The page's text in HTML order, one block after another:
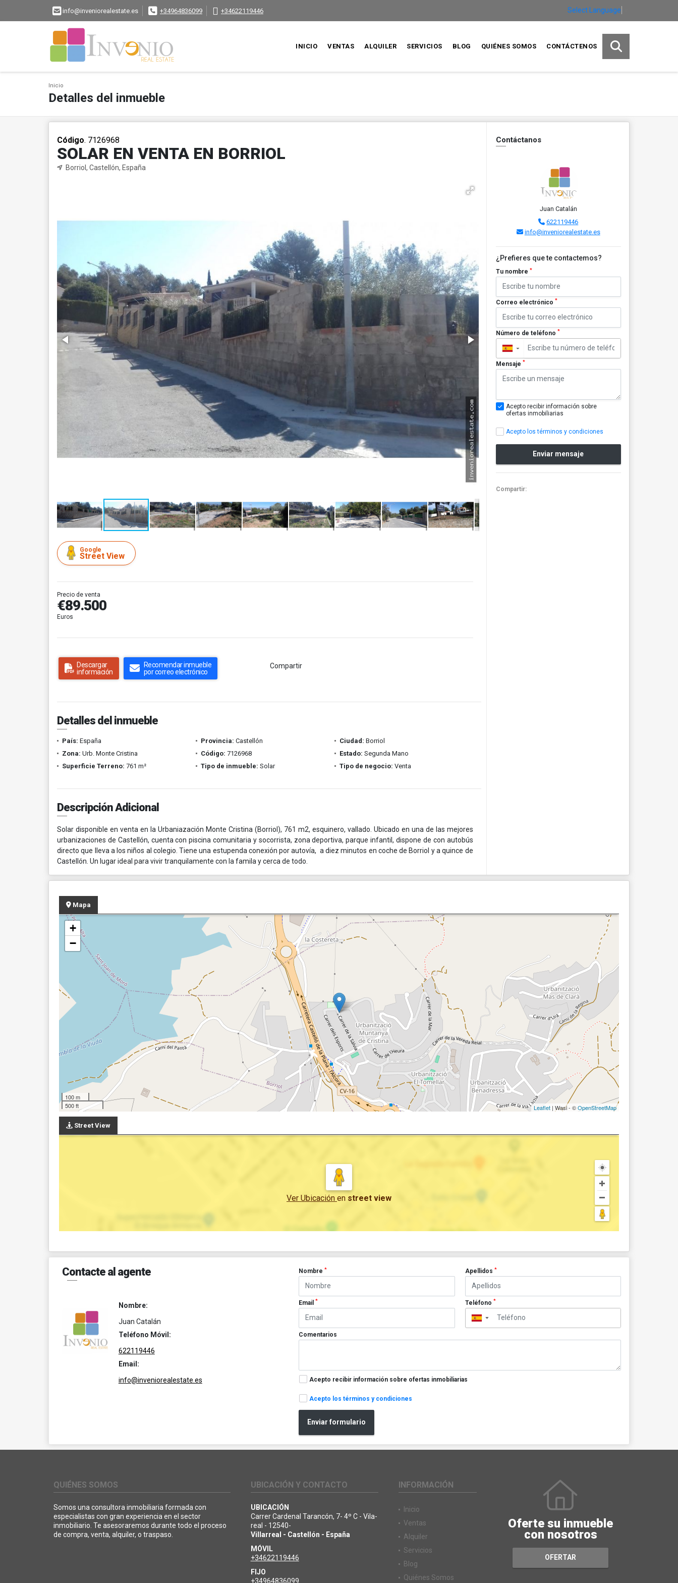
info@inveniorealestate.es +34964836099 +34622119446 Select Language
INICIO VENTAS ALQUILER SERVICIOS BLOG QUIÉNES SOMOS CONTÁCTENOS
Inicio
Detalles del inmueble
Código. 7126968
SOLAR EN VENTA EN BORRIOL
Borriol, Castellón, España
Google
Street View
Precio de venta
€89.500
Euros
Descargar
información
Recomendar inmueble
por correo electrónico
Compartir
Detalles del inmueble
País: España Provincia: Castellón Ciudad: Borriol
Zona: Urb. Monte Cristina Código: 7126968 Estado: Segunda Mano
Superficie Terreno: 761 m² Tipo de inmueble: Solar Tipo de negocio: Venta
Descripción Adicional
Solar disponible en venta en la Urbaniazación Monte Cristina (Borriol), 761 m2, esquinero, vallado. Ubicado en una de las mejores
urbanizaciones de Castellón, cuenta con piscina comunitaria y socorrista, zona deportiva, parque infantil, dispone de con autobús
directo que lleva a los niños al colegio. Tiene una estupenda conexión por autovía, a diez minutos en coche de Borriol y a quince de
Castellón. Un lugar ideal para vivir tranquilamente con la famila y cerca de todo.
Contáctanos
Juan Catalán
622119446
info@inveniorealestate.es
¿Prefieres que te contactemos?
Tu nombre *
Correo electrónico *
Número de teléfono *
▼
Mensaje *
Acepto recibir información sobre
ofertas inmobiliarias
Acepto los términos y condiciones
Enviar mensaje
Compartir:
Mapa
+
−
100 m
500 ft
Leaflet | Wasi - ©OpenStreetMap
Street View
Ver Ubicación en street view
Contacte al agente
Nombre:
Juan Catalán
Teléfono Móvil:
622119446
Email:
info@inveniorealestate.es
Nombre* Apellidos *
Email* Teléfono *
▼
Comentarios
Acepto recibir información sobre ofertas inmobiliarias
Acepto los términos y condiciones
Enviar formulario
QUIÉNES SOMOS
Somos una consultora inmobiliaria formada con
especialistas con gran experiencia en el sector
inmobiliario. Te asesoraremos durante todo el proceso
de compra, venta, alquiler, o traspaso.
UBICACIÓN Y CONTACTO
UBICACIÓN
Carrer Cardenal Tarancón, 7- 4º C - Vila-
real - 12540-
Villarreal - Castellón - España
MÓVIL
+34622119446
FIJO
+34964836099
INFORMACIÓN
Inicio
Ventas
Alquiler
Servicios
Blog
Quiénes Somos
Oferte su inmueble
con nosotros
OFERTAR